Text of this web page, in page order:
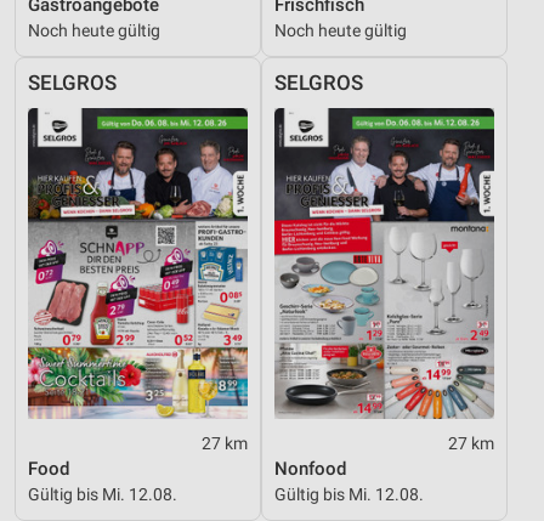
Gastroangebote
Noch heute gültig
Frischfisch
Noch heute gültig
SELGROS
27 km
Food
Gültig bis Mi. 12.08.
SELGROS
27 km
Nonfood
Gültig bis Mi. 12.08.